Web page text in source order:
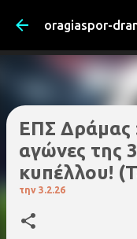
oragiaspor-
ΕΠΣ Δράμας
αγώνες της
κυπέλλου!
την 3.2.26